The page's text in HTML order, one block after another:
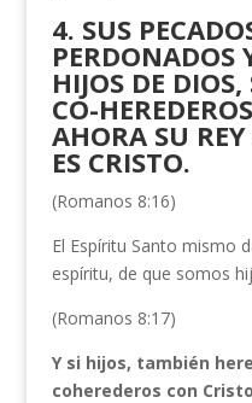
4. SUS
PERDONADOS
HIJOS DE DIOS,
CO-
AHORA SU
ES CRISTO.
(Romanos 8:16)
El Espíritu Santo mismo
espíritu, de que somos
(Romanos 8:17)
Y si hijos, también
coherederos con